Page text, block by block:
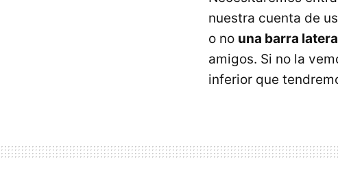
nuestra cuenta de
o no una barra
amigos. Si no la
inferior que